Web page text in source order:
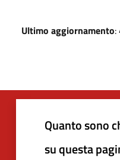
Ultimo aggiornamento:
Quanto sono
su questa